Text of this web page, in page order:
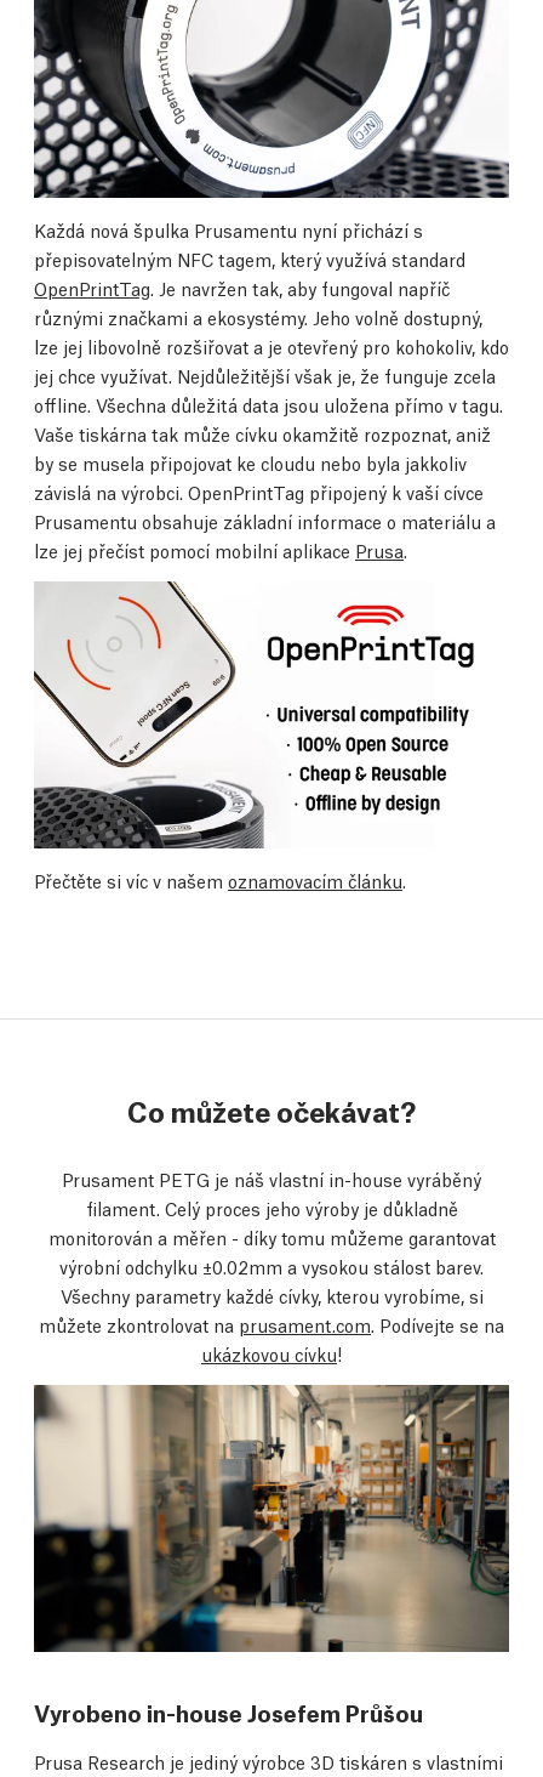
Každá nová špulka Prusamentu nyní přichází s
přepisovatelným NFC tagem, který využívá standard
OpenPrintTag . Je navržen tak, aby fungoval napříč
různými značkami a ekosystémy. Jeho volně dostupný,
lze jej libovolně rozšiřovat a je otevřený pro kohokoliv, kdo
jej chce využívat. Nejdůležitější však je, že funguje zcela
offline. Všechna důležitá data jsou uložena přímo v tagu.
Vaše tiskárna tak může cívku okamžitě rozpoznat, aniž
by se musela připojovat ke cloudu nebo byla jakkoliv
závislá na výrobci. OpenPrintTag připojený k vaší cívce
Prusamentu obsahuje základní informace o materiálu a
lze jej přečíst pomocí mobilní aplikace Prusa
Přečtěte si víc v našem oznamovacím článku
Co můžete očekávat?
Prusament PETG je náš vlastní in-house vyráběný
filament. Celý proces jeho výroby je důkladně
monitorován a měřen - díky tomu můžeme garantovat
výrobní odchylku ±0.02mm a vysokou stálost barev.
Všechny parametry každé cívky, kterou vyrobíme, si
můžete zkontrolovat na prusament.com . Podívejte se na
ukázkovou cívku!
Vyrobeno in-house Josefem Průšou
Prusa Research je jediný výrobce 3D tiskáren s vlastními